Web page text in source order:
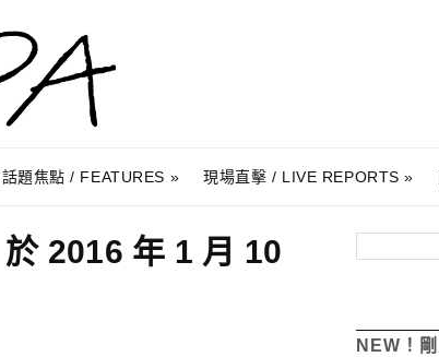
話題焦點 / FEATURES 現場直擊 / LIVE REPORTS
2016 年 1 月 10
NEW！剛